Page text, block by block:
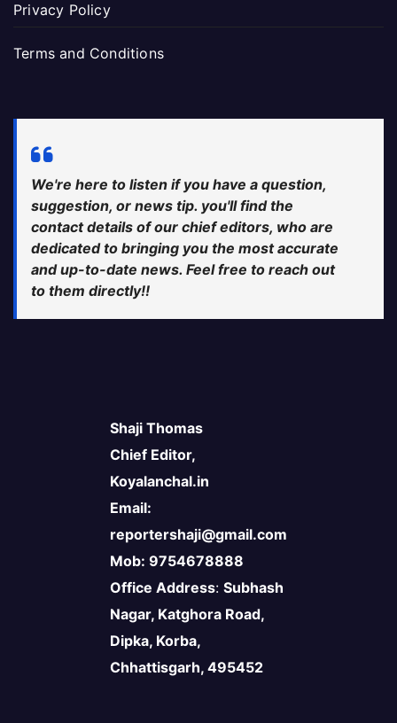
Privacy Policy
Terms and Conditions
We're here to listen if you have a question,
suggestion, or news tip. you'll find the
contact details of our chief editors, who are
dedicated to bringing you the most accurate
and up-to-date news. Feel free to reach out
to them directly!!
Shaji Thomas
Chief Editor,
Koyalanchal.in
Email:
reportershaji@gmail.com
Mob: 9754678888
Office Address: Subhash
Nagar, Katghora Road,
Dipka, Korba,
Chhattisgarh, 495452